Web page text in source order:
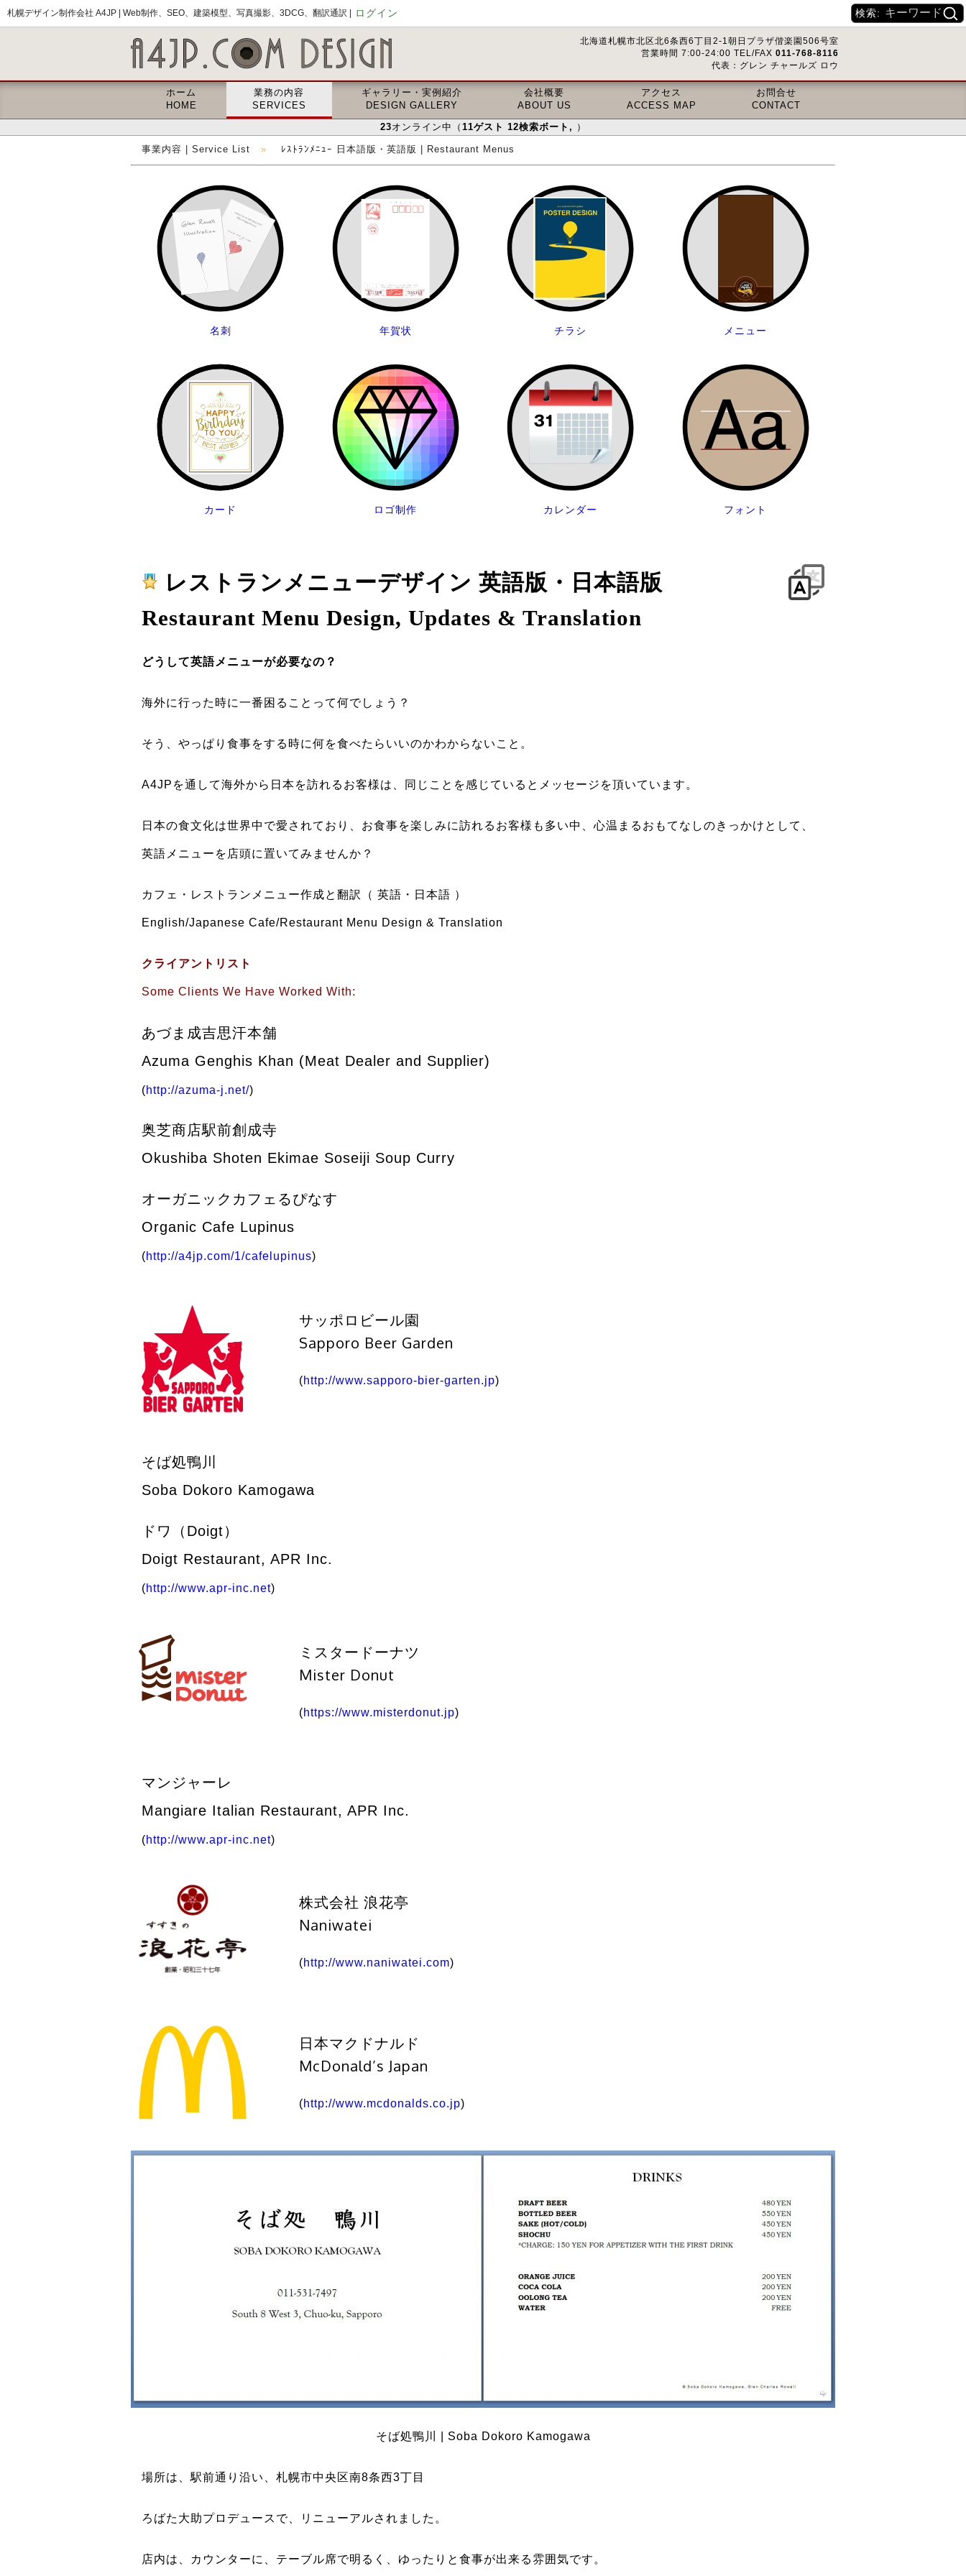
札幌デザイン制作会社 A4JP | Web制作、SEO、建築模型、写真撮影、3DCG、翻訳通訳 | ログイン 検索:
北海道札幌市北区北6条西6丁目2-1朝日プラザ偕楽園506号室
営業時間 7:00-24:00 TEL/FAX 011-768-8116
代表：グレン チャールズ ロウ
ホーム
HOME
業務の内容
SERVICES
ギャラリー・実例紹介
DESIGN GALLERY
会社概要
ABOUT US
アクセス
ACCESS MAP
お問合せ
CONTACT
23オンライン中（ 11ゲスト 12検索ボート , ）
事業内容 | Service List » ﾚｽﾄﾗﾝﾒﾆｭｰ 日本語版・英語版 | Restaurant Menus
名刺 年賀状 チラシ メニュー
カード ロゴ制作 カレンダー フォント
レストランメニューデザイン 英語版・日本語版
Restaurant Menu Design, Updates & Translation
どうして英語メニューが必要なの？
海外に行った時に一番困ることって何でしょう？
そう、やっぱり食事をする時に何を食べたらいいのかわからないこと。
A4JPを通して海外から日本を訪れるお客様は、同じことを感じているとメッセージを頂いています。
日本の食文化は世界中で愛されており、お食事を楽しみに訪れるお客様も多い中、心温まるおもてなしのきっかけとして、
英語メニューを店頭に置いてみませんか？
カフェ・レストランメニュー作成と翻訳（ 英語・日本語 ）
English/Japanese Cafe/Restaurant Menu Design & Translation
クライアントリスト
Some Clients We Have Worked With:
あづま成吉思汗本舗
Azuma Genghis Khan (Meat Dealer and Supplier)
(http://azuma-j.net/)
奥芝商店駅前創成寺
Okushiba Shoten Ekimae Soseiji Soup Curry
オーガニックカフェるぴなす
Organic Cafe Lupinus
(http://a4jp.com/1/cafelupinus)
サッポロビール園
Sapporo Beer Garden
(http://www.sapporo-bier-garten.jp)
そば処鴨川
Soba Dokoro Kamogawa
ドワ（Doigt）
Doigt Restaurant, APR Inc.
(http://www.apr-inc.net)
ミスタードーナツ
Mister Donut
(https://www.misterdonut.jp)
マンジャーレ
Mangiare Italian Restaurant, APR Inc.
(http://www.apr-inc.net)
株式会社 浪花亭
Naniwatei
(http://www.naniwatei.com)
日本マクドナルド
McDonald’s Japan
(http://www.mcdonalds.co.jp)
そば処鴨川 | Soba Dokoro Kamogawa
場所は、駅前通り沿い、札幌市中央区南8条西3丁目
ろばた大助プロデュースで、リニューアルされました。
店内は、カウンターに、テーブル席で明るく、ゆったりと食事が出来る雰囲気です。